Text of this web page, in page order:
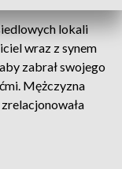
lokali
wraz z synem
zabrał swojego
Mężczyzna